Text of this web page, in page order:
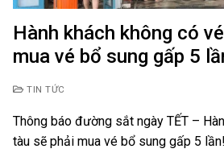
Hành khách không có
mua vé bổ sung gấp 5
TIN TỨC
Thông báo đường sắt ngày TẾT –
tàu sẽ phải mua vé bổ sung gấp 5